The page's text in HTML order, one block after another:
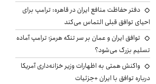
دفتر حفاظت منافع ایران در قاهره: ترامپ برای
احیای توافق قبلی التماس می‌کند
توافق ایران و عمان بر سر تنگه هرمز؛ ترامپ آماده
تسلیم بزرگ می‌شود؟
واکنش همتی به اظهارات وزیر خزانه‌داری آمریکا
درباره توافق با ایران +جزئیات